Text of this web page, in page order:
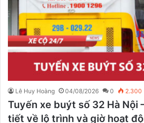
Lê Huy Hoàng 04/08/2026 0 2.300
Tuyến xe buýt số 32 Hà Nội
tiết về lộ trình và giờ hoạt